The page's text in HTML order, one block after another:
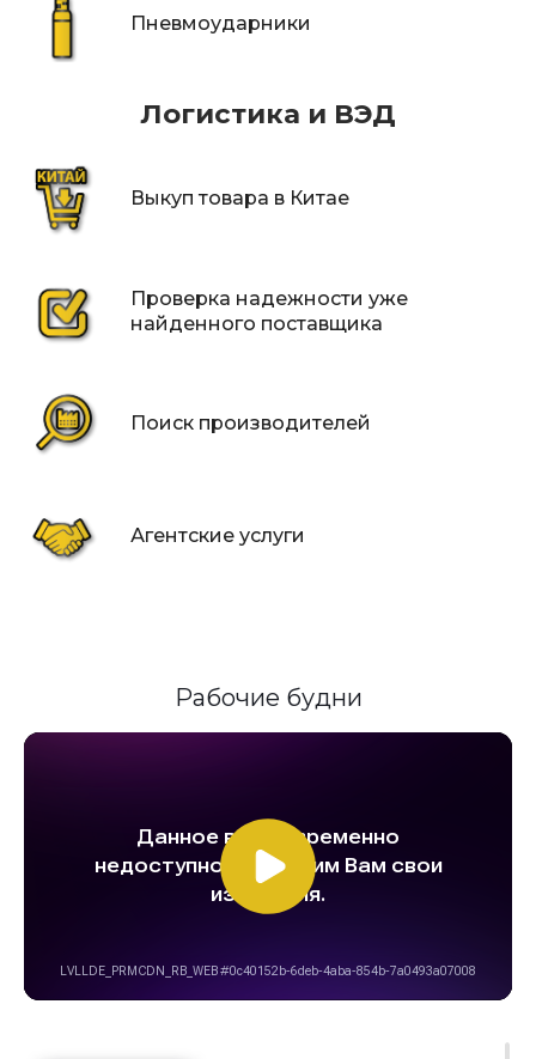
Пневмоударники
Логистика и ВЭД
Выкуп товара в Китае
Проверка надежности уже
найденного поставщика
Поиск производителей
Агентские услуги
Рабочие будни